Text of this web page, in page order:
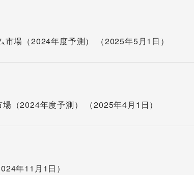
場（2024年度予測） （2025年5月1日）
（2024年度予測） （2025年4月1日）
年11月1日）